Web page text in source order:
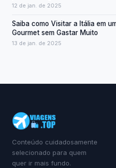
12 de jan. de 2025
Saiba como Visitar a Itália em
Gourmet sem Gastar Muito
13 de jan. de 2025
Conteúdo cuidadosamente
selecionado para quem
quer ir mais fundo.